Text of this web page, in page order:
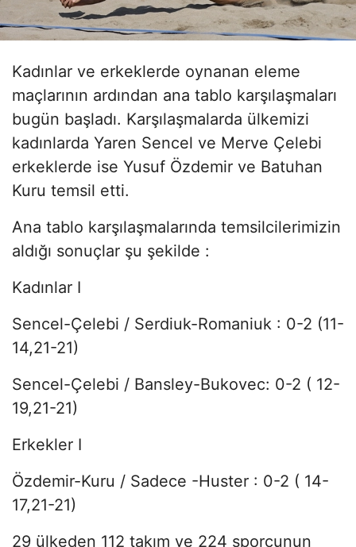
Kadınlar ve erkeklerde oynanan eleme
maçlarının ardından ana tablo karşılaşmaları
bugün başladı. Karşılaşmalarda ülkemizi
kadınlarda Yaren Sencel ve Merve Çelebi
erkeklerde ise Yusuf Özdemir ve Batuhan
Kuru temsil etti.
Ana tablo karşılaşmalarında temsilcilerimizin
aldığı sonuçlar şu şekilde :
Kadınlar I
Sencel-Çelebi / Serdiuk-Romaniuk : 0-2 (11-
14,21-21)
Sencel-Çelebi / Bansley-Bukovec: 0-2 ( 12-
19,21-21)
Erkekler I
Özdemir-Kuru / Sadece -Huster : 0-2 ( 14-
17,21-21)
29 ülkeden 112 takım ve 224 sporcunun